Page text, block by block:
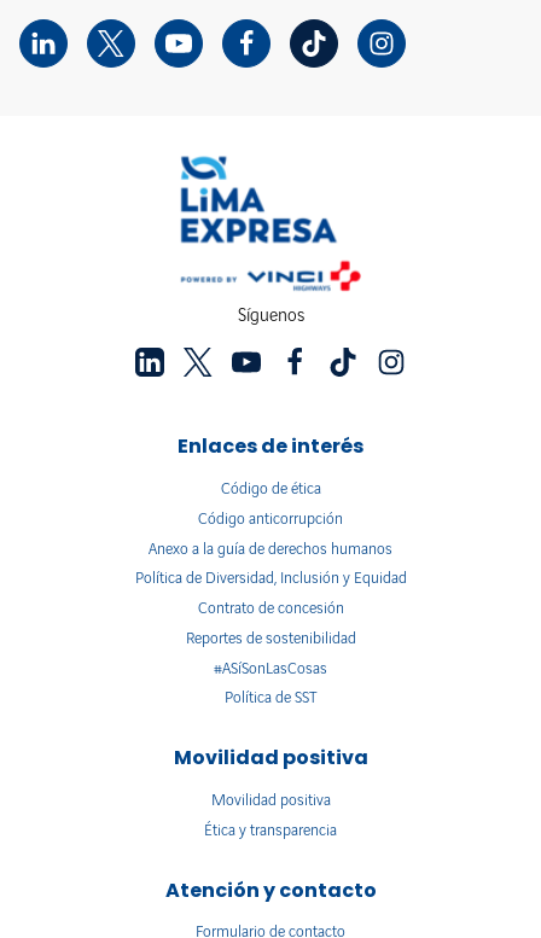
Síguenos
Enlaces de interés
Código de ética
Código anticorrupción
Anexo a la guía de derechos humanos
Política de Diversidad, Inclusión y Equidad
Contrato de concesión
Reportes de sostenibilidad
#ASíSonLasCosas
Política de SST
Movilidad positiva
Movilidad positiva
Ética y transparencia
Atención y contacto
Formulario de contacto